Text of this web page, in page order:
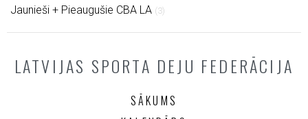
Jaunieši + Pieaugušie CBA LA (3)
LATVIJAS SPORTA DEJU FEDERĀCIJA
SĀKUMS